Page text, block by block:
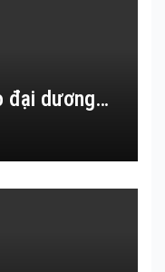
đại dương…